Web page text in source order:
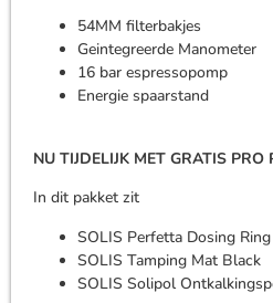
54MM filterbakjes
Geintegreerde Manometer
16 bar espressopomp
Energie spaarstand
NU TIJDELIJK MET GRATIS PRO
In dit pakket zit
SOLIS Perfetta Dosing Ring
SOLIS Tamping Mat Black
SOLIS Solipol